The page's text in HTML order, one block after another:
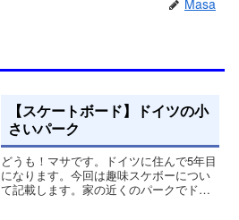
Masa
【スケートボード】ドイツの小
さいパーク
どうも！マサです。ドイツに住んで5年目
になります。今回は趣味スケボーについ
て記載します。家の近くのパークでドイ